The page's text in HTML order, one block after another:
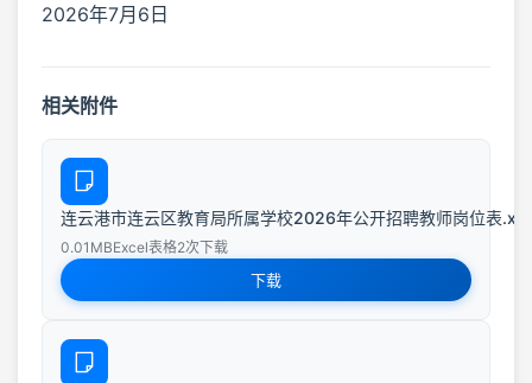
2026年7月6日
相关附件
连云港市连云区教育局所属学校2026年公开招聘教师岗位表
0.01MBExcel表格2次下载
下载